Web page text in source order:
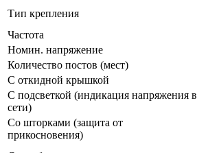
Тип крепления
Частота
Номин. напряжение
Количество постов (мест)
С откидной крышкой
С подсветкой (индикация напряжения в
сети)
Со шторками (защита от
прикосновения)